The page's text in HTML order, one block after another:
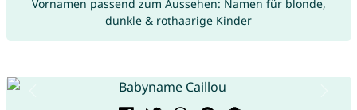
Vornamen passend zum Aussehen: Namen für blonde,
dunkle & rothaarige Kinder